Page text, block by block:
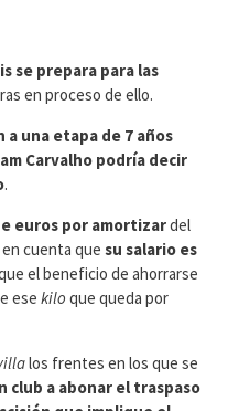
se prepara para las
en proceso de ello.
a una etapa de 7 años
Carvalho podría decir
.
euros por amortizardel
cuenta que su salario es
el beneficio de ahorrarse
ese kilo que queda por
los frentes en los que se
club a abonar el traspaso